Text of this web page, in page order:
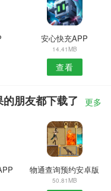
安心快充APP
14.41MB
查看
朋友都下载了 更多
物通查询预约安卓版
50.81MB